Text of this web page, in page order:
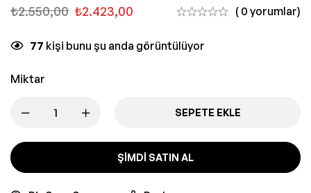
₺2.550,00 ₺2.423,00 ( 0 yorumlar)
77 kişi bunu şu anda görüntülüyor
Miktar
SEPETE EKLE
ŞIMDI SATIN AL